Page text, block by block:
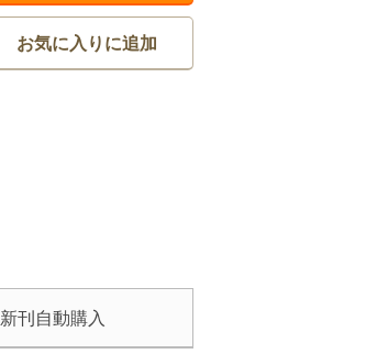
お気に入りに追加
新刊自動購入